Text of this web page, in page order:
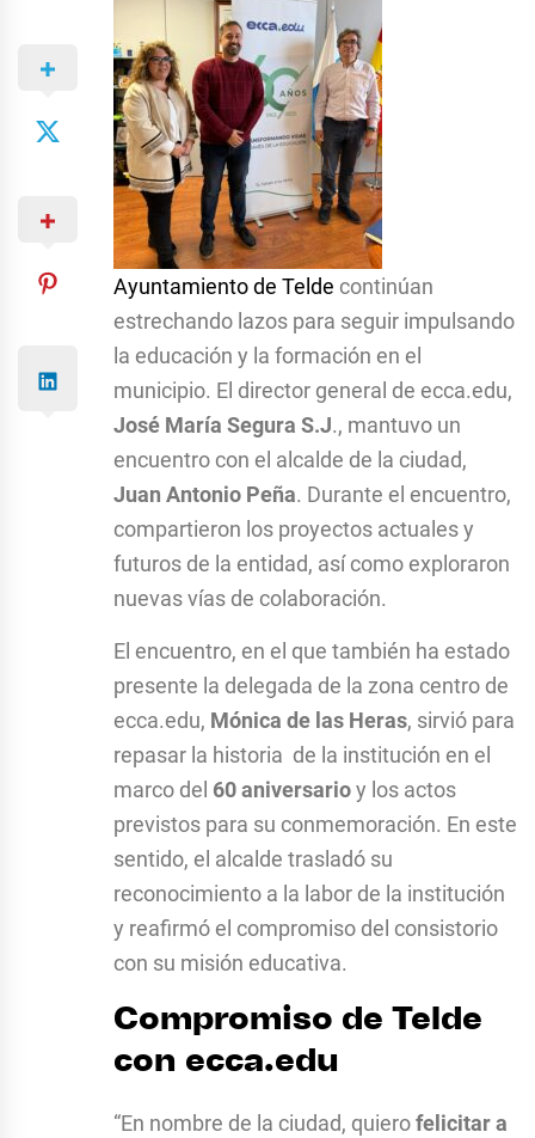
Ayuntamiento de Telde continúan
estrechando lazos para seguir impulsando
la educación y la formación en el
municipio. El director general de ecca.edu,
José María Segura S.J., mantuvo un
encuentro con el alcalde de la ciudad,
Juan Antonio Peña. Durante el encuentro,
compartieron los proyectos actuales y
futuros de la entidad, así como exploraron
nuevas vías de colaboración.
El encuentro, en el que también ha estado
presente la delegada de la zona centro de
ecca.edu, Mónica de las Heras, sirvió para
repasar la historia de la institución en el
marco del 60 aniversarioy los actos
previstos para su conmemoración. En este
sentido, el alcalde trasladó su
reconocimiento a la labor de la institución
y reafirmó el compromiso del consistorio
con su misión educativa.
Compromiso de Telde
con ecca.edu
“En nombre de la ciudad, quierofelicitar a